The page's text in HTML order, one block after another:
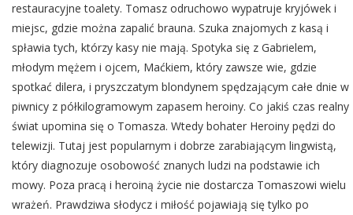
restauracyjne toalety. Tomasz odruchowo wypatruje kryjówek i
miejsc, gdzie można zapalić brauna. Szuka znajomych z kasą i
spławia tych, którzy kasy nie mają. Spotyka się z Gabrielem,
młodym mężem i ojcem, Maćkiem, który zawsze wie, gdzie
spotkać dilera, i pryszczatym blondynem spędzającym całe dnie w
piwnicy z półkilogramowym zapasem heroiny. Co jakiś czas realny
świat upomina się o Tomasza. Wtedy bohater Heroiny pędzi do
telewizji. Tutaj jest popularnym i dobrze zarabiającym lingwistą,
który diagnozuje osobowość znanych ludzi na podstawie ich
mowy. Poza pracą i heroiną życie nie dostarcza Tomaszowi wielu
wrażeń. Prawdziwa słodycz i miłość pojawiają się tylko po